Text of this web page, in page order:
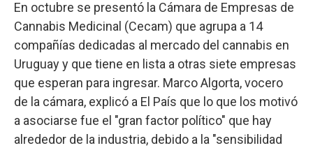
En octubre se presentó la Cámara de Empresas de
Cannabis Medicinal (Cecam) que agrupa a 14
compañías dedicadas al mercado del cannabis en
Uruguay y que tiene en lista a otras siete empresas
que esperan para ingresar. Marco Algorta, vocero
de la cámara, explicó a El País que lo que los motivó
a asociarse fue el "gran factor político" que hay
alrededor de la industria, debido a la "sensibilidad